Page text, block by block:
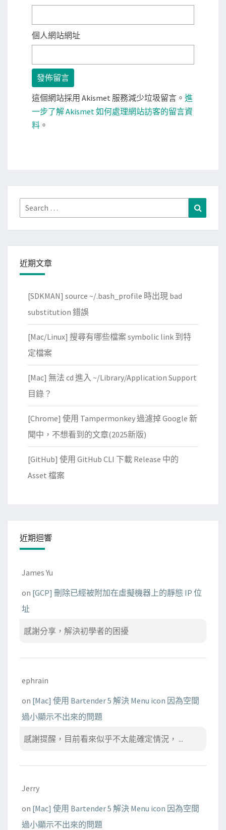
個人網站網址
這個網站採用 Akismet 服務減少垃圾留言。 進
一步了解 Akismet 如何處理網站訪客的留言資
料 。
Search
for:
近期文章
[SDKMAN] source ~/.bash_profile 時出現 bad
substitution 錯誤
[Mac/Linux] 搜尋有哪些檔案 symbolic link 到特
定檔案
[Mac] 無法 cd 進入 ~/Library/Application Support
目錄？
[Chrome] 使用 Tampermonkey 過濾掉 Google 新
聞中，不想看到的文章(2025新版)
[GitHub] 使用 GitHub CLI 下載 Release 中的
Asset 檔案
近期迴響
James Yu
on [GCP] 刪除已經被附加在虛擬機器上的靜態 IP 位
址
感謝分享，解決初學者的困擾
ephrain
on [Mac] 使用 Bartender 5 解決 Menu icon 因為空間
過小顯示不出來的問題
感謝提醒，目前看來似乎不太能確定情況， ...
Jerry
on [Mac] 使用 Bartender 5 解決 Menu icon 因為空間
過小顯示不出來的問題